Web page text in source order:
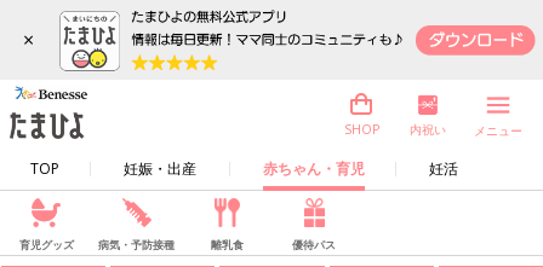
×
TOP 妊娠・出産 赤ちゃん・育児 妊活
SHOP 内祝い メニュー
育児グッズ 病気・予防接種 離乳食 優待パス